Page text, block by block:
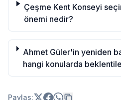
Çeşme Kent Konseyi
önemi nedir?
Ahmet Güler'in yeniden
hangi konularda
Paylas: